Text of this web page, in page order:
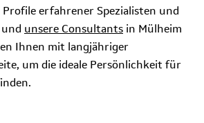
erfahrener Spezialisten und
unsere Consultants in Mülheim
Ihnen mit langjähriger
um die ideale Persönlichkeit für